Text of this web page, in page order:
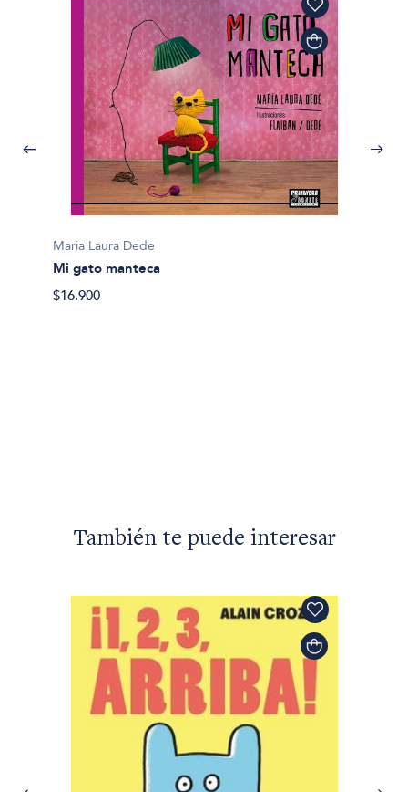
Maria Laura Dede
Mi gato manteca
$16.900
También te puede interesar